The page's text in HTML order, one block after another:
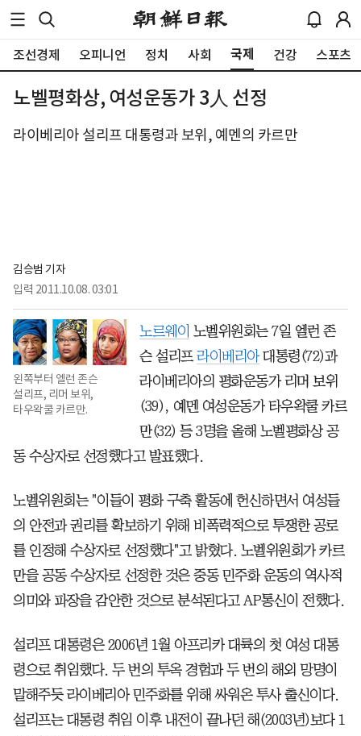
조선경제 오피니언 정치 사회 국제 건강 스포츠
노벨평화상, 여성운동가 3人 선정
라이베리아 설리프 대통령과 보위, 예멘의 카르만
김승범 기자
입력 2011.10.08. 03:01
왼쪽부터 엘런 존슨
설리프, 리머 보위,
타우왁쿨 카르만.
노르웨이 노벨위원회는 7일 엘런 존
슨 설리프라이베리아대통령(72)과
라이베리아의 평화운동가 리머 보위
(39), 예멘 여성운동가 타우왁쿨 카르
만(32) 등 3명을 올해 노벨평화상 공
동 수상자로 선정했다고 발표했다.
노벨위원회는 "이들이 평화 구축 활동에 헌신하면서 여성들
의 안전과 권리를 확보하기 위해 비폭력적으로 투쟁한 공로
를 인정해 수상자로 선정했다"고 밝혔다. 노벨위원회가 카르
만을 공동 수상자로 선정한 것은 중동 민주화 운동의 역사적
의미와 파장을 감안한 것으로 분석된다고 AP통신이 전했다.
설리프 대통령은 2006년 1월 아프리카 대륙의 첫 여성 대통
령으로 취임했다. 두 번의 투옥 경험과 두 번의 해외 망명이
말해주듯 라이베리아 민주화를 위해 싸워온 투사 출신이다.
설리프는 대통령 취임 이후 내전이 끝나던 해(2003년)보다 1